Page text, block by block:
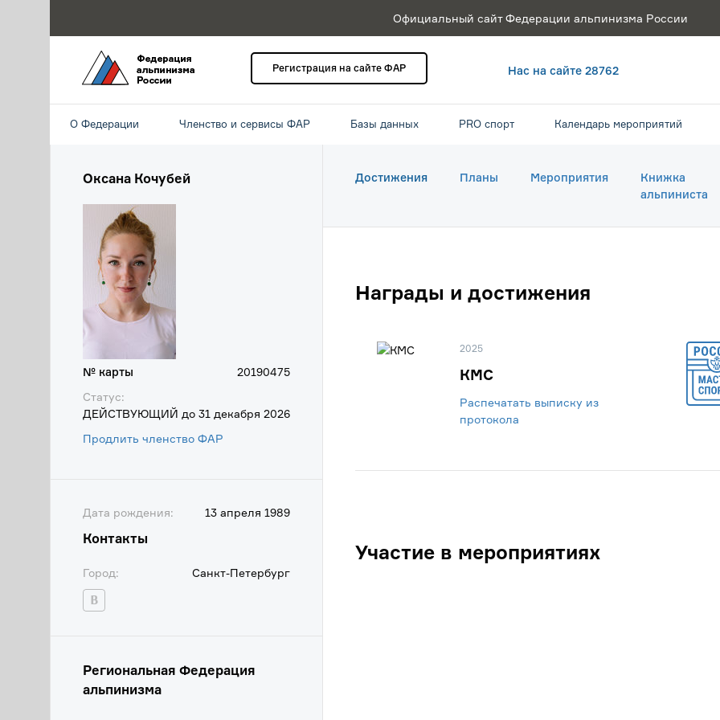
Официальный сайт Федерации альпинизма России
Регистрация на сайте ФАР Нас на сайте 28762
О Федерации Членство и сервисы ФАР Базы данных PRO спорт Календарь мероприятий
Оксана Кочубей
№ карты
20190475
Статус:
ДЕЙСТВУЮЩИЙ до 31 декабря 2026
Продлить членство ФАР
Дата рождения: 13 апреля 1989
Контакты
Город: Санкт-Петербург
Региональная Федерация
альпинизма
Достижения Планы Мероприятия
Книжка
альпиниста
Награды и достижения
2025
КМС
Распечатать выписку из
протокола
Участие в мероприятиях